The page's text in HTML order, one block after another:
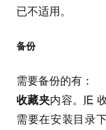
已不适用。
备份
需要备份的有：
收藏夹内容。 IE
需要在安装目录